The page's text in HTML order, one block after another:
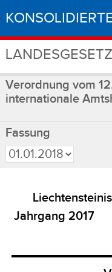
Verordnung vom
internationale
Fassung